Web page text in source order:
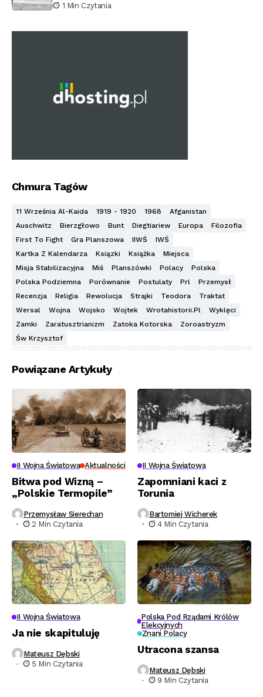
1 Min Czytania
Chmura Tagów
11 Września Al-Kaida 1919 - 1920 1968
Afganistan
Auschwitz
Bierzgłowo Bunt Diegtiariew Europa
Filozofia
First To Fight
Gra Planszowa IIWŚ
IWŚ
Kartka Z Kalendarza
Ksiązki Książka
Miejsca
Misja Stabilizacyjna
Miś Planszówki Polacy
Polska
Polska Podziemna
Porównanie Postulaty Prl
Przemysł
Recenzja
Religia Rewolucja Strajki Teodora
Traktat
Wersal
Wojna Wojsko Wojtek Wrotahistorii.pl
Wyklęci
Zamki
Zaratusztrianizm Zatoka Kotorska
Zoroastryzm
Św Krzysztof
Powiązane Artykuły
II Wojna Światowa Aktualności
Bitwa pod Wizną –
„Polskie Termopile”
Przemysław Sierechan
2 Min Czytania
II Wojna Światowa
Zapomniani kaci z
Torunia
Bartomiej Wicherek
4 Min Czytania
II Wojna Światowa
Ja nie skapituluję
Mateusz Dębski
5 Min Czytania
Polska Pod Rządami Królów
Elekcyjnych
Znani Polacy
Utracona szansa
Mateusz Dębski
9 Min Czytania